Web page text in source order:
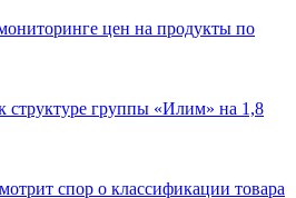
цен на продукты по
структуре группы «Илим» на 1,8
спор о классификации товара